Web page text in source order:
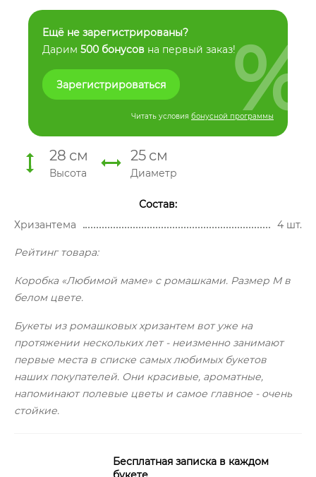
Ещё не зарегистрированы?
Дарим 500 бонусов на первый заказ!
Зарегистрироваться
Читать условия бонусной программы
%
28 см
Высота
25 см
Диаметр
Состав:
Хризантема
4 шт.
Рейтинг товара:
Коробка «Любимой маме» с ромашками. Размер M в
белом цвете.
Букеты из ромашковых хризантем вот уже на
протяжении нескольких лет - неизменно занимают
первые места в списке самых любимых букетов
наших покупателей. Они красивые, ароматные,
напоминают полевые цветы и самое главное - очень
стойкие.
Бесплатная записка в каждом